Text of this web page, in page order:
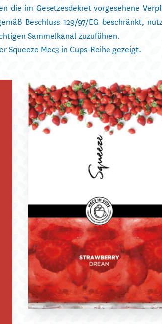
die im Gesetzesdekret vorgesehene
Beschluss 129/97/EG beschränkt,
Sammelkanal zuzuführen.
Squeeze Mec3 in Cups-Reihe gezeigt.